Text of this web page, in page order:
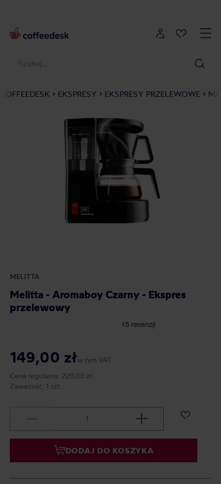
COFFEEDESK EKSPRESY EKSPRESY PRZELEWOWE
MELITTA
Melitta - Aromaboy Czarny - Ekspres
przelewowy
149,00 złw tym VAT
Cena regularna: 229,00 zł
Zawartość: 1 szt.
DODAJ DO KOSZYKA